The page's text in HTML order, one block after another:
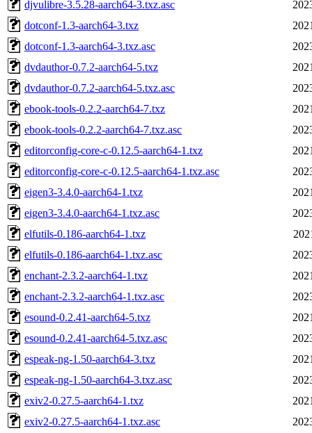
djvulibre-3.5.28-aarch64-3.txz.asc
dotconf-1.3-aarch64-3.txz
dotconf-1.3-aarch64-3.txz.asc
dvdauthor-0.7.2-aarch64-5.txz
dvdauthor-0.7.2-aarch64-5.txz.asc
ebook-tools-0.2.2-aarch64-7.txz
ebook-tools-0.2.2-aarch64-7.txz.asc
editorconfig-core-c-0.12.5-aarch64-1.txz
editorconfig-core-c-0.12.5-aarch64-1.txz.asc
eigen3-3.4.0-aarch64-1.txz
eigen3-3.4.0-aarch64-1.txz.asc
elfutils-0.186-aarch64-1.txz
elfutils-0.186-aarch64-1.txz.asc
enchant-2.3.2-aarch64-1.txz
enchant-2.3.2-aarch64-1.txz.asc
esound-0.2.41-aarch64-5.txz
esound-0.2.41-aarch64-5.txz.asc
espeak-ng-1.50-aarch64-3.txz
espeak-ng-1.50-aarch64-3.txz.asc
exiv2-0.27.5-aarch64-1.txz
exiv2-0.27.5-aarch64-1.txz.asc